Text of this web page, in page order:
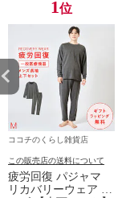
毛あったか裾フ
ァスナー付きパ
ンツ シニア 60代
70代 80代 高齢者
1位
ココチのくらし雑貨店
この販売店の送料について
疲労回復 パジャマ
リカバリーウェア メ